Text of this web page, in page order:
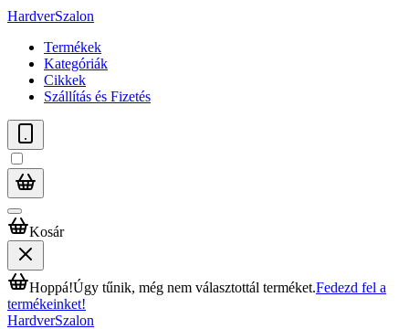
HardverSzalon
Termékek
Kategóriák
Cikkek
Szállítás és Fizetés
Kosár
Hoppá!Úgy tűnik, még nem választottál terméket.Fedezd fel a
termékeinket!
HardverSzalon